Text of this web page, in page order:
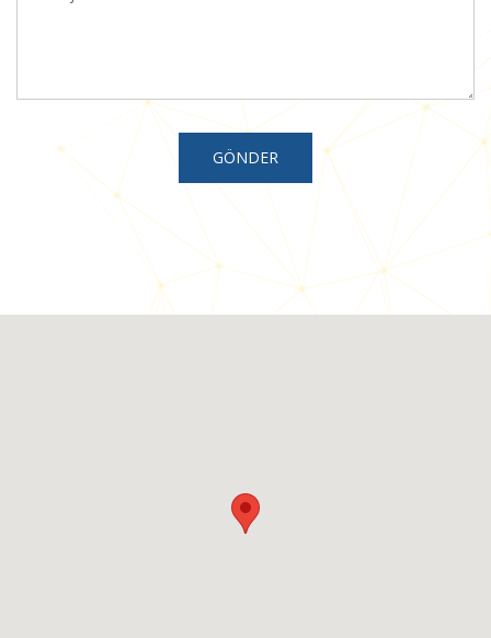
GÖNDER